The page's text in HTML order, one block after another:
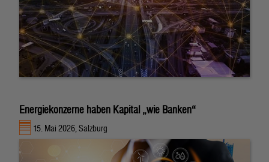
Energiekonzerne haben Kapital „wie Banken“
15. Mai 2026, Salzburg